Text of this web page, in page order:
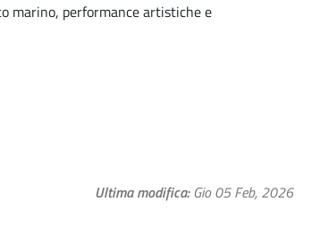
marino, performance artistiche e
Ultima modifica Gio 05 Feb, 2026